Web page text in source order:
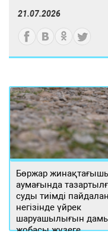
21.07.2026
Бөржар
аумағында
суды тиімді
негізінде үйрек
шаруашылығын
жобасы жүзеге